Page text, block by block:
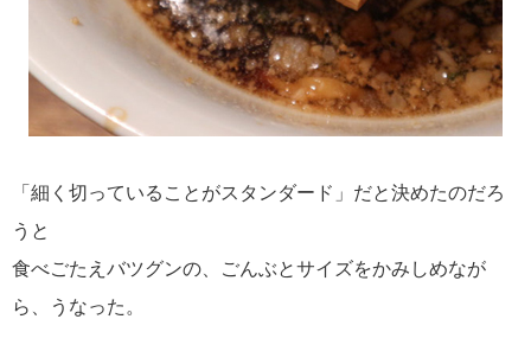
「細く切っていることがスタンダード」だと決めたのだろ
うと
食べごたえバツグンの、ごんぶとサイズをかみしめなが
ら、うなった。